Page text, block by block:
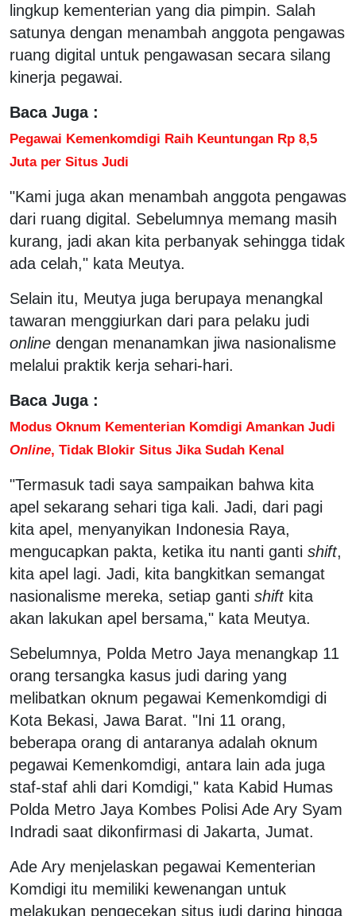
lingkup kementerian yang dia pimpin. Salah
satunya dengan menambah anggota pengawas
ruang digital untuk pengawasan secara silang
kinerja pegawai.
Baca Juga :
Pegawai Kemenkomdigi Raih Keuntungan Rp 8,5
Juta per Situs Judi
"Kami juga akan menambah anggota pengawas
dari ruang digital. Sebelumnya memang masih
kurang, jadi akan kita perbanyak sehingga tidak
ada celah," kata Meutya.
Selain itu, Meutya juga berupaya menangkal
tawaran menggiurkan dari para pelaku judi
online dengan menanamkan jiwa nasionalisme
melalui praktik kerja sehari-hari.
Baca Juga :
Modus Oknum Kementerian Komdigi Amankan Judi
Online, Tidak Blokir Situs Jika Sudah Kenal
"Termasuk tadi saya sampaikan bahwa kita
apel sekarang sehari tiga kali. Jadi, dari pagi
kita apel, menyanyikan Indonesia Raya,
mengucapkan pakta, ketika itu nanti ganti shift,
kita apel lagi. Jadi, kita bangkitkan semangat
nasionalisme mereka, setiap ganti shiftkita
akan lakukan apel bersama," kata Meutya.
Sebelumnya, Polda Metro Jaya menangkap 11
orang tersangka kasus judi daring yang
melibatkan oknum pegawai Kemenkomdigi di
Kota Bekasi, Jawa Barat. "Ini 11 orang,
beberapa orang di antaranya adalah oknum
pegawai Kemenkomdigi, antara lain ada juga
staf-staf ahli dari Komdigi," kata Kabid Humas
Polda Metro Jaya Kombes Polisi Ade Ary Syam
Indradi saat dikonfirmasi di Jakarta, Jumat.
Ade Ary menjelaskan pegawai Kementerian
Komdigi itu memiliki kewenangan untuk
melakukan pengecekan situs judi daring hingga